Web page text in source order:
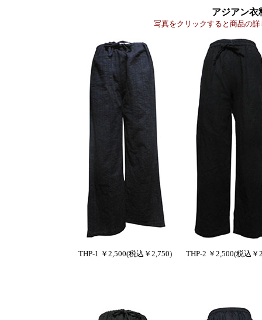
アジアン
写真をクリックすると商品の
THP-1 ￥2,500(税込￥2,750) THP-2 ￥2,500(税込￥